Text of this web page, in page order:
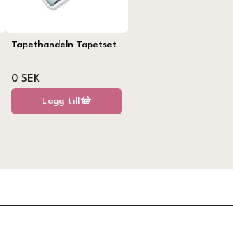
Tapethandeln Tapetset
0 SEK
Lägg till